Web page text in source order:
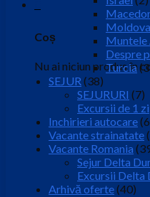
Coș
Nu ai niciun produs în
Moldova
Muntele
Despre
Turcia
SEJUR (38)
SEJURURI (7)
Excursii de 1 zi
Inchirieri autocare
Vacante strainatate
Vacante Romania
Sejur Delta
Excursii Delta
Arhivă oferte(40)